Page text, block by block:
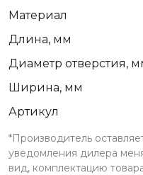
Материал
Длина, мм
Диаметр отверстия,
Ширина, мм
Артикул
*Производитель
уведомления дилера
вид, комплектацию